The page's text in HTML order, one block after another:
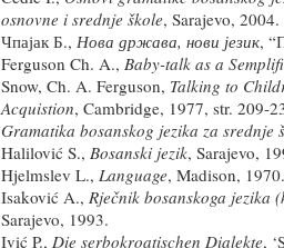
osnovne i srednje škole, Sarajevo, 2004.
Чпајак Б., Нова држава, нови језик,
Ferguson Ch. A., Baby-talk as a
Snow, Ch. A. Ferguson, Talking to
Acquistion, Cambridge, 1977, str. 209-
Gramatika bosanskog jezika za srednje
Halilović S., Bosanski jezik, Sarajevo,
Hjelmslev L., Language, Madison, 1970.
Isaković A., Rječnik bosanskoga jezika
Sarajevo, 1993.
Ivić P., Die serbokroatischen Dialekte,